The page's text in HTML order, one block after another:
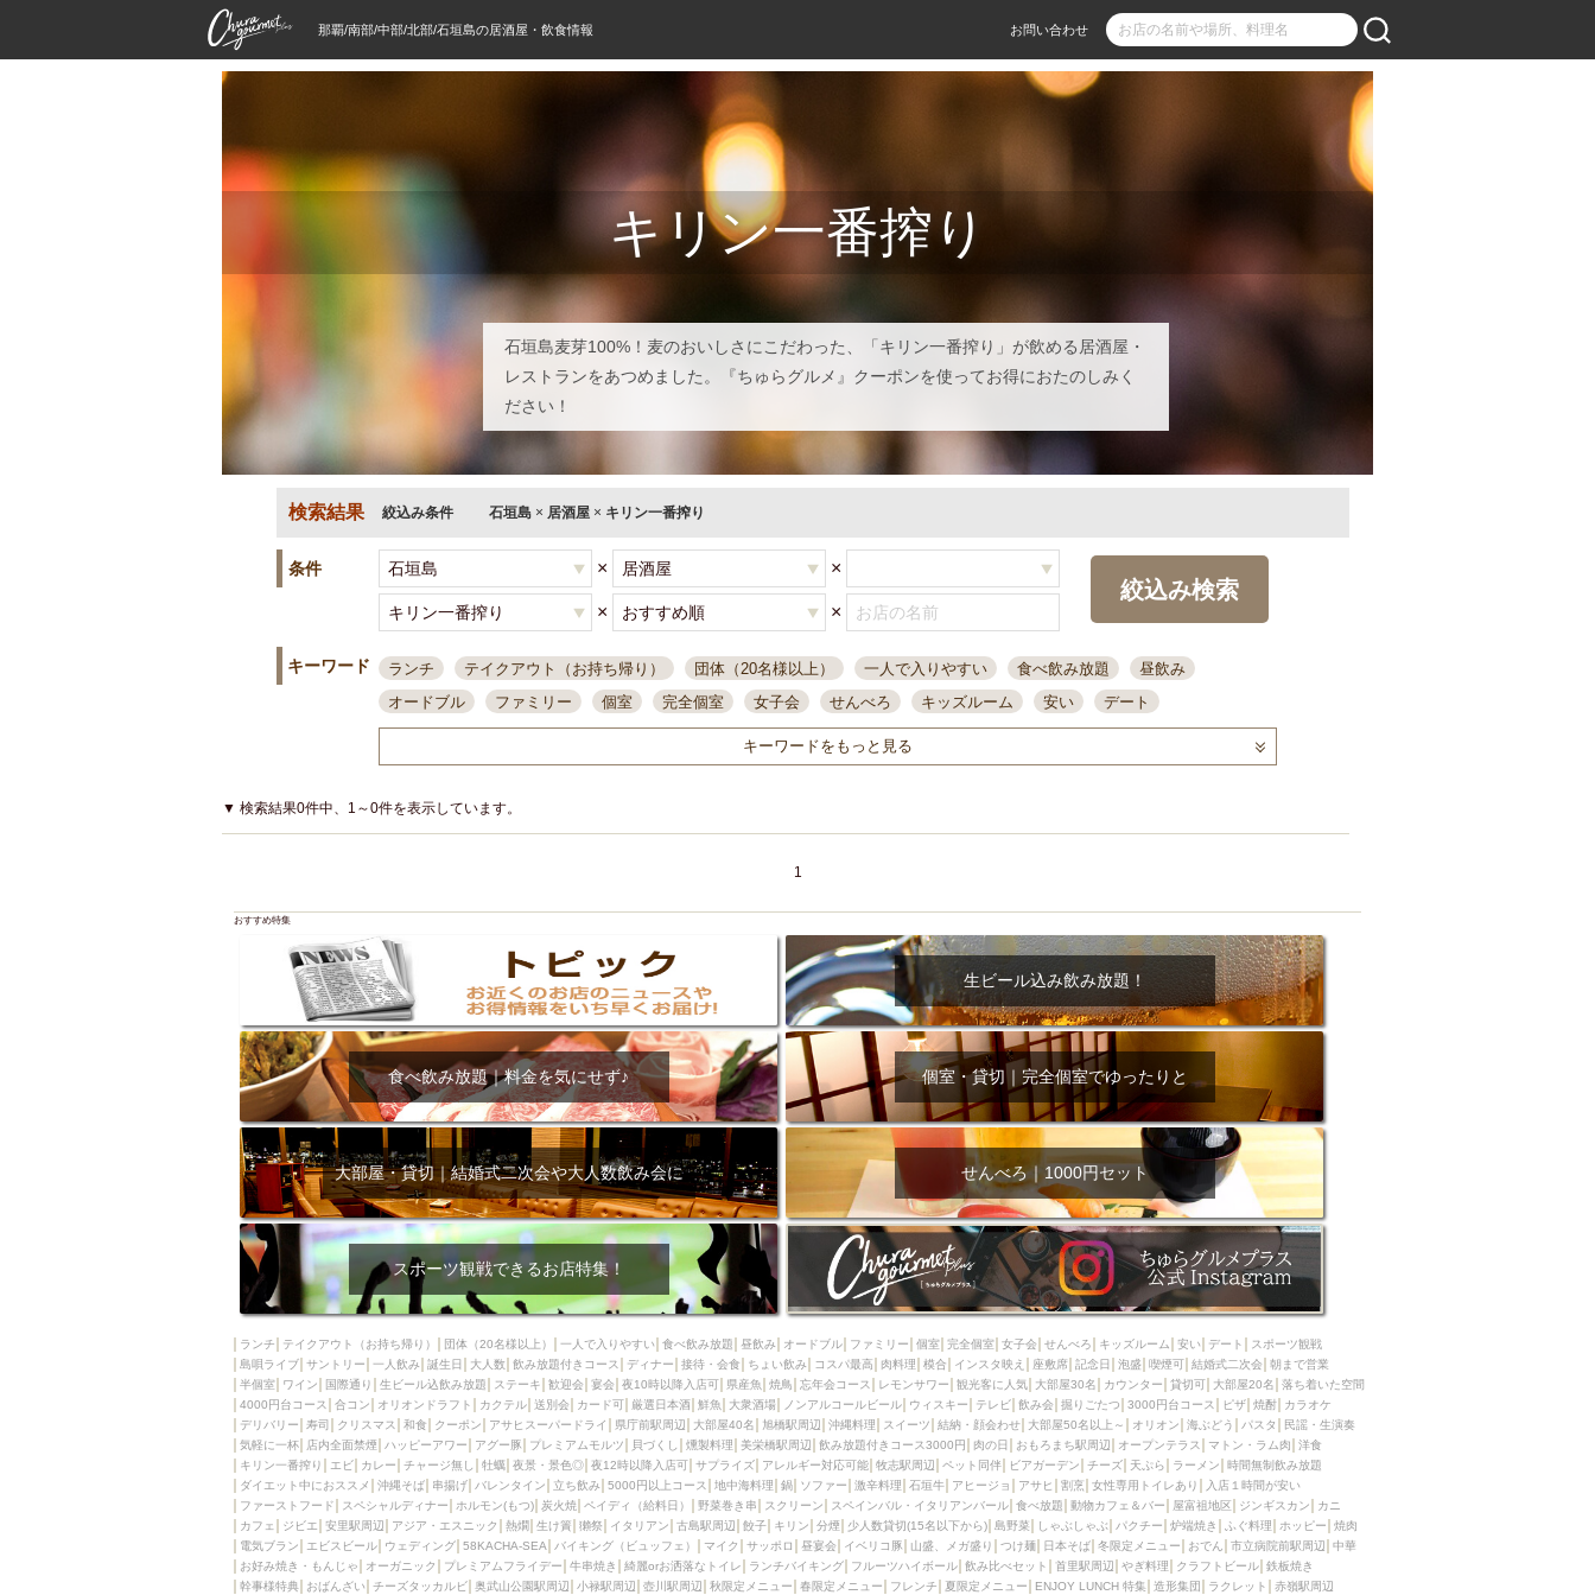
那覇/南部/中部/北部/石垣島の居酒屋・飲食情報 お問い合わせ
キリン一番搾り
石垣島麦芽100%！麦のおいしさにこだわった、「キリン一番搾り」が飲める居酒屋・
レストランをあつめました。『ちゅらグルメ』クーポンを使ってお得におたのしみく
ださい！
検索結果 絞込み条件 石垣島 × 居酒屋 × キリン一番搾り
条件 × ×
× ×
絞込み検索
キーワード ランチ テイクアウト（お持ち帰り） 団体（20名様以上） 一人で入りやすい 食べ飲み放題
昼飲み
オードブル
ファミリー 個室 完全個室 女子会 せんべろ キッズルーム 安い
デート
一人飲み 誕生日 大人数
接待・会食
ちょい飲み コスパ最高 肉料理 模合 インスタ映え 座敷席 記念日 泡盛
喫煙可
結婚式二次会
夜10時以降入店可
県産魚 焼鳥 忘年会コース レモンサワー 観光客に人気 大部屋30名
カウンター
4000円台コース
デリバリー 寿司 クリスマス 和食
クーポン
アサヒスーパードライ
県庁前駅周辺 旭橋駅周辺 沖縄料理 スイーツ
結納・顔会わせ
大部屋50名以上～
オリオン 海ぶどう 民謡・生演奏 気軽に一杯
店内全面禁煙
ハッピーアワー
アグー豚 プレミアムモルツ 貝づくし 燻製料理
美栄橋駅周辺
飲み放題付きコース3000円
肉の日 おもろまち駅周辺 オープンテラス マトン・ラム肉
洋食
キリン一番搾り
エビ カレー チャージ無し 牡蠣 夜景・景色◎ 夜12時以降入店可
サプライズ
アレルギー対応可能
牧志駅周辺 ペット同伴 ビアガーデン 天ぷら
時間無制飲み放題
ダイエット中におススメ
沖縄そば 串揚げ バレンタイン 立ち飲み 5000円以上コース 地中海料理
鍋
ソファー
激辛料理 石垣牛 アヒージョ アサヒ 割烹 女性専用トイレあり
入店１時間が安い
ファーストフード
スペシャルディナー ホルモン(もつ) 炭火焼 ペイディ（給料日）
野菜巻き串
スクリーン
スペインバル・イタリアンバール 食べ放題 動物カフェ＆バー 屋富祖地区
ジンギスカン
カニ
カフェ ジビエ 安里駅周辺 アジア・エスニック 熱燗 生け簀 獺祭 イタリアン
古島駅周辺
分煙 少人数貸切(15名以下から) しゃぶしゃぶ パクチー 炉端焼き
ふぐ料理
ホッピー
焼肉 電気ブラン エビスビール ウェディング 58KACHA-SEA
バイキング（ビュッフェ）
マイク
サッポロ 昼宴会 イベリコ豚 山盛、メガ盛り つけ麺 日本そば 冬限定メニュー
おでん
市立病院前駅周辺
中華 お好み焼き・もんじゃ オーガニック プレミアムフライデー
牛串焼き
綺麗orお洒落なトイレ
ランチバイキング フルーツハイボール 飲み比べセット 首里駅周辺
やぎ料理
クラフトビール
鉄板焼き 幹事様特典 おばんざい チーズタッカルビ 奥武山公園駅周辺
小禄駅周辺
壺川駅周辺
秋限定メニュー 春限定メニュー フレンチ 夏限定メニュー ENJOY LUNCH 特集
造形集団
ラクレット
赤嶺駅周辺 シードル 那覇空港駅周辺 儀保駅周辺
キーワードをもっと見る
▼ 検索結果0件中、1～0件を表示しています。
1
おすすめ特集
生ビール込み飲み放題！
食べ飲み放題｜料金を気にせず♪ 個室・貸切｜完全個室でゆったりと
大部屋・貸切｜結婚式二次会や大人数飲み会に せんべろ｜1000円セット
スポーツ観戦できるお店特集！
ランチ テイクアウト（お持ち帰り） 団体（20名様以上） 一人で入りやすい 食べ飲み放題 昼飲み オードブル ファミリー 個室 完全個室 女子会 せんべろ キッズルーム 安い デート
スポーツ観戦
島唄ライブ サントリー 一人飲み 誕生日 大人数 飲み放題付きコース ディナー 接待・会食 ちょい飲み コスパ最高 肉料理 模合 インスタ映え 座敷席 記念日 泡盛 喫煙可 結婚式二次会 朝まで営業
半個室
ワイン 国際通り 生ビール込飲み放題 ステーキ 歓迎会 宴会 夜10時以降入店可 県産魚 焼鳥 忘年会コース レモンサワー 観光客に人気 大部屋30名 カウンター 貸切可 大部屋20名
落ち着いた空間
4000円台コース
合コン オリオンドラフト カクテル 送別会 カード可 厳選日本酒 鮮魚 大衆酒場 ノンアルコールビール ウィスキー テレビ 飲み会 掘りごたつ 3000円台コース ピザ 焼酎
カラオケ
デリバリー
寿司 クリスマス 和食 クーポン アサヒスーパードライ 県庁前駅周辺 大部屋40名 旭橋駅周辺 沖縄料理 スイーツ 結納・顔会わせ 大部屋50名以上～ オリオン 海ぶどう パスタ
民謡・生演奏
気軽に一杯
店内全面禁煙 ハッピーアワー アグー豚 プレミアムモルツ 貝づくし 燻製料理 美栄橋駅周辺 飲み放題付きコース3000円 肉の日 おもろまち駅周辺 オープンテラス マトン・ラム肉
洋食
キリン一番搾り
エビ カレー チャージ無し 牡蠣 夜景・景色◎ 夜12時以降入店可 サプライズ アレルギー対応可能 牧志駅周辺 ペット同伴 ビアガーデン チーズ 天ぷら ラーメン
時間無制飲み放題
ダイエット中におススメ
沖縄そば 串揚げ バレンタイン 立ち飲み 5000円以上コース 地中海料理 鍋 ソファー 激辛料理 石垣牛 アヒージョ アサヒ 割烹 女性専用トイレあり
入店１時間が安い
ファーストフード
スペシャルディナー ホルモン(もつ) 炭火焼 ペイディ（給料日） 野菜巻き串 スクリーン スペインバル・イタリアンバール 食べ放題 動物カフェ＆バー 屋富祖地区 ジンギスカン
カニ
カフェ
ジビエ 安里駅周辺 アジア・エスニック 熱燗 生け簀 獺祭 イタリアン 古島駅周辺 餃子 キリン 分煙 少人数貸切(15名以下から) 島野菜 しゃぶしゃぶ パクチー 炉端焼き ふぐ料理 ホッピー
焼肉
電気ブラン
エビスビール ウェディング 58KACHA-SEA バイキング（ビュッフェ） マイク サッポロ 昼宴会 イベリコ豚 山盛、メガ盛り つけ麺 日本そば 冬限定メニュー おでん 市立病院前駅周辺
中華
お好み焼き・もんじゃ
オーガニック プレミアムフライデー 牛串焼き 綺麗orお洒落なトイレ ランチバイキング フルーツハイボール 飲み比べセット 首里駅周辺 やぎ料理 クラフトビール 鉄板焼き
幹事様特典
おばんざい チーズタッカルビ 奥武山公園駅周辺 小禄駅周辺 壺川駅周辺 秋限定メニュー 春限定メニュー フレンチ 夏限定メニュー ENJOY LUNCH 特集 造形集団 ラクレット 赤嶺駅周辺